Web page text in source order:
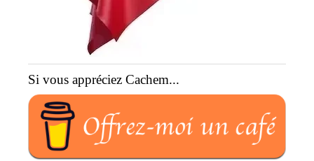
Si vous appréciez Cachem...